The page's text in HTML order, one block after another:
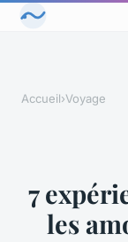
Accueil›Voyage
7
les